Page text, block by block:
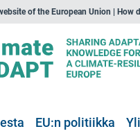
of the European Union | How
EU:n politiikka